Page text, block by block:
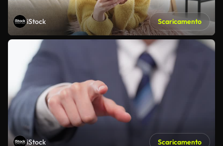
iStock Scaricamento
iStock Scaricamento